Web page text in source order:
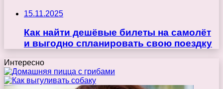
15.11.2025
Как найти дешёвые билеты на самолёт
и выгодно спланировать свою поездку
Интересно